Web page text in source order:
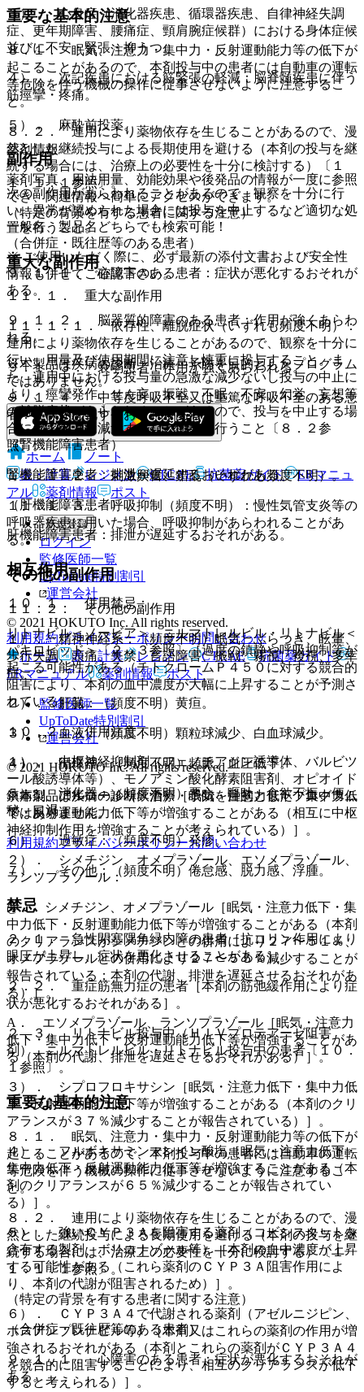
重要な基本的注意
８．１． 眠気、注意力・集中力・反射運動能力等の低下が
起こることがあるので、本剤投与中の患者には自動車の運転
等危険を伴う機械の操作に従事させないように注意するこ
と。
８．２． 連用により薬物依存を生じることがあるので、漫
然とした継続投与による長期使用を避ける（本剤の投与を継
続する場合には、治療上の必要性を十分に検討する）〔１
１．１．１参照〕。
（特定の背景を有する患者に関する注意）
（合併症・既往歴等のある患者）
９．１．１． 心障害のある患者：症状が悪化するおそれが
ある。
９．１．２． 脳器質的障害のある患者：作用が強くあらわ
れる。
９．１．３． 衰弱患者：作用が強くあらわれる。
９．１．４． 中等度呼吸不全又は重篤な呼吸不全のある患
者：症状が悪化するおそれがある。
（腎機能障害患者）
腎機能障害患者：排泄が遅延するおそれがある。
（肝機能障害患者）
肝機能障害患者：排泄が遅延するおそれがある。
相互作用
１０．１． 併用禁忌：
リトナビル＜ノービア＞、ニルマトレルビル・リトナビル＜
パキロビッド＞〔２．３参照〕［過度の鎮静や呼吸抑制等が
起こる可能性がある（チトクロームＰ４５０に対する競合的
阻害により、本剤の血中濃度が大幅に上昇することが予測さ
れている）］。
１０．２． 併用注意：
１）． 中枢神経抑制剤（フェノチアジン誘導体、バルビツ
ール酸誘導体等）、モノアミン酸化酵素阻害剤、オピオイド
鎮痛剤、アルコール（飲酒）［眠気・注意力低下・集中力低
下・反射運動能力低下等が増強することがある（相互に中枢
神経抑制作用を増強することが考えられている）］。
２）． シメチジン、オメプラゾール、エソメプラゾール、
ランソプラゾール：
@． シメチジン、オメプラゾール［眠気・注意力低下・集
中力低下・反射運動能力低下等が増強することがある（本剤
のクリアランスがシメチジンとの併用により２７〜５１％、
オメプラゾールとの併用により２７〜５５％減少することが
報告されている；本剤の代謝、排泄を遅延させるおそれがあ
る）］。
A． エソメプラゾール、ランソプラゾール［眠気・注意力
低下・集中力低下・反射運動能力低下等が増強することがあ
る（本剤の代謝、排泄を遅延させるおそれがある）］。
３）． シプロフロキサシン［眠気・注意力低下・集中力低
下・反射運動能力低下等が増強することがある（本剤のクリ
アランスが３７％減少することが報告されている）］。
４）． フルボキサミンマレイン酸塩［眠気・注意力低下・
集中力低下・反射運動能力低下等が増強することがある（本
剤のクリアランスが６５％減少することが報告されてい
る）］。
５）． 強いＣＹＰ３Ａを阻害する薬剤（コビシスタットを
含有する製剤、ボリコナゾール等）［本剤の血中濃度が上昇
する可能性がある（これら薬剤のＣＹＰ３Ａ阻害作用によ
り、本剤の代謝が阻害されるため）］。
６）． ＣＹＰ３Ａ４で代謝される薬剤（アゼルニジピン、
ホスアンプレナビル等）［本剤又はこれらの薬剤の作用が増
強されるおそれがある（本剤とこれらの薬剤がＣＹＰ３Ａ４
を競合的に阻害することにより、相互のクリアランスが低下
すると考えられる）］。
３）． 心身症（消化器疾患、循環器疾患、自律神経失調
症、更年期障害、腰痛症、頸肩腕症候群）における身体症候
並びに不安・緊張・抑うつ。
４）． 次記疾患における筋緊張の軽減：脳脊髄疾患に伴う
筋痙攣・疼痛。
５）． 麻酔前投薬。
副作用
次の副作用があらわれることがあるので、観察を十分に行
い、異常が認められた場合には投与を中止するなど適切な処
置を行うこと。
重大な副作用
１１．１． 重大な副作用
１１．１．１． 依存性、離脱症状（いずれも頻度不明）：
連用により薬物依存を生じることがあるので、観察を十分に
行い、用量及び使用期間に注意し慎重に投与すること。ま
た、連用中における投与量の急激な減少ないし投与の中止に
より、痙攣発作、せん妄、振戦、不眠、不安、幻覚、妄想等
の離脱症状があらわれることがあるので、投与を中止する場
合には、徐々に減量するなど慎重に行うこと〔８．２参
照〕。
１１．１．２． 刺激興奮、錯乱（いずれも頻度不明）。
１１．１．３． 呼吸抑制（頻度不明）：慢性気管支炎等の
呼吸器疾患に用いた場合、呼吸抑制があらわれることがあ
る。
その他の副作用
１１．２． その他の副作用
１）． 精神神経系：（頻度不明）眠気、ふらつき、眩暈、
歩行失調、頭痛、失禁、言語障害、振戦、霧視、複視、多幸
症。
２）． 肝臓：（頻度不明）黄疸。
３）． 血液：（頻度不明）顆粒球減少、白血球減少。
４）． 循環器：（頻度不明）頻脈、血圧低下。
５）． 消化器：（頻度不明）悪心、嘔吐、食欲不振、便
秘、口渇。
６）． 過敏症：（頻度不明）発疹。
７）． その他：（頻度不明）倦怠感、脱力感、浮腫。
禁忌
２．１． 急性閉塞隅角緑内障の患者［抗コリン作用により
眼圧が上昇し、症状を悪化させることがある］。
２．２． 重症筋無力症の患者［本剤の筋弛緩作用により症
状が悪化するおそれがある］。
２．３． リトナビル投与中（ＨＩＶプロテアーゼ阻害
剤）、ニルマトレルビル・リトナビル投与中の患者〔１０．
１参照〕。
重要な基本的注意
８．１． 眠気、注意力・集中力・反射運動能力等の低下が
起こることがあるので、本剤投与中の患者には自動車の運転
等危険を伴う機械の操作に従事させないように注意するこ
と。
８．２． 連用により薬物依存を生じることがあるので、漫
然とした継続投与による長期使用を避ける（本剤の投与を継
続する場合には、治療上の必要性を十分に検討する）〔１
１．１．１参照〕。
（特定の背景を有する患者に関する注意）
（合併症・既往歴等のある患者）
９．１．１． 心障害のある患者：症状が悪化するおそれが
ある。
薬剤情報
薬剤写真、用法用量、効能効果や後発品の情報が一度に参照
でき、関連情報へ簡単にアクセスができます。
一般名、製品名どちらでも検索可能！
※ ご使用いただく際に、必ず最新の添付文書および安全性
情報も併せてご確認下さい。
※本製品は疾病の診断・治療・予防を目的としたプログラム
ではありません。
ホーム
ノート
表・計算
レジメン CTCAE 抗菌薬ガイド
ERマニュ
アル
薬剤情報 ポスト
新規登録
ログイン
監修医師一覧
UpToDate特別割引
運営会社
© 2021 HOKUTO Inc. All rights reserved.
利用規約プライバシーポリシーお問い合わせ
ホーム
表・計算 レジメン CTCAE
抗菌薬ガイド
ERマニュアル
薬剤情報 ポスト
監修医師一覧
UpToDate特別割引
運営会社
© 2021 HOKUTO Inc. All rights reserved.
※本製品は疾病の診断・治療・予防を目的としたプログラム
ではありません。
利用規約プライバシーポリシーお問い合わせ